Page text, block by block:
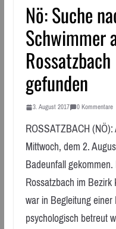
Nö: Suche
Schwimmer
gefunden
3. August 2017 0 Kommentare
ROSSATZBACH
Mittwoch, dem 2.
Badeunfall
Rossatzbach im
war in Begleitung
psychologisch betreut